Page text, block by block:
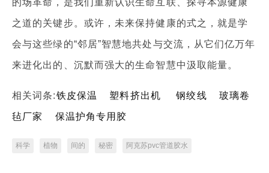
之道的关键步。或许，未来保持健康的式之，就是学
会与这些绿的“邻居”智慧地共处与交流，从它们亿万年
来进化出的、沉默而强大的生命智慧中汲取能量。
相关词条:铁皮保温 塑料挤出机 钢绞线 玻璃卷
毡厂家 保温护角专用胶
科学 植物 间的 秘密 阿克苏pvc管道胶水